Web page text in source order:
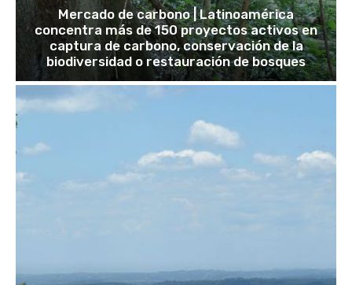
Mercado de carbono | Latinoamérica
concentra más de 150 proyectos activos en
captura de carbono, conservación de la
biodiversidad o restauración de bosques